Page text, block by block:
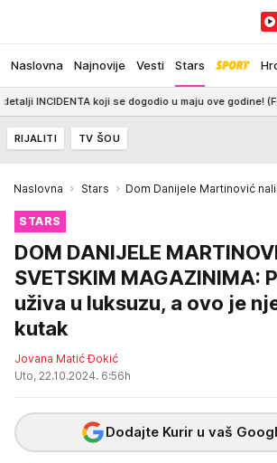
Naslovna Najnovije Vesti Stars
koji se dogodio u maju ove godine! (FOTO)
RIJALITI TV ŠOU
Naslovna Stars Dom Danijele Martinović
STARS
DOM DANIJELE
SVETSKIM MAGAZINIMA:
uživa u luksuzu, a ovo je
kutak
Jovana Matić Đokić
Uto, 22.10.2024. 6:56h
Dodajte Kurir u vaš